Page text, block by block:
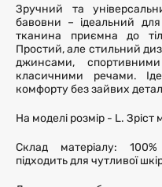
Зручний та
бавовни – ідеальний
тканина приємна до
Простий, але стильний
джинсами,
класичними речами.
комфорту без зайвих
На моделі розмір - L. Зріст
Склад матеріалу:
підходить для чутливої